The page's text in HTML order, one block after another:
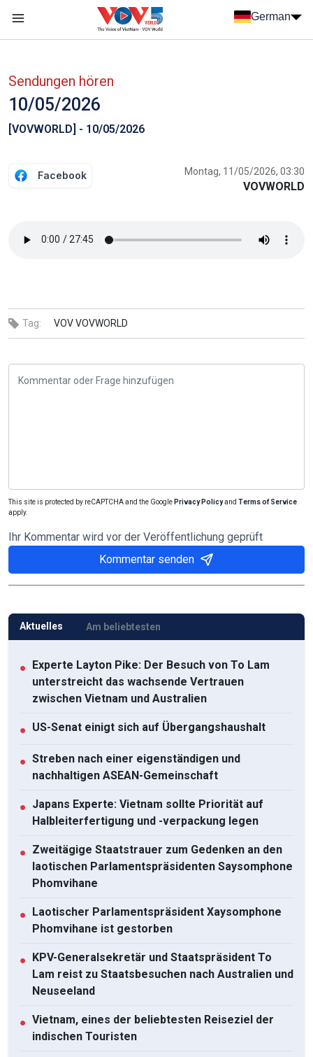
German
Sendungen hören
10/05/2026
[VOVWORLD] - 10/05/2026
Facebook Montag, 11/05/2026, 03:30
VOVWORLD
Tag: VOVVOVWORLD
This site is protected by reCAPTCHA and the Google Privacy Policyand Terms of Service
apply.
Ihr Kommentar wird vor der Veröffentlichung geprüft
Kommentar senden
Aktuelles Am beliebtesten
● Experte Layton Pike: Der Besuch von To Lam
unterstreicht das wachsende Vertrauen
zwischen Vietnam und Australien
● US-Senat einigt sich auf Übergangshaushalt
● Streben nach einer eigenständigen und
nachhaltigen ASEAN-Gemeinschaft
● Japans Experte: Vietnam sollte Priorität auf
Halbleiterfertigung und -verpackung legen
● Zweitägige Staatstrauer zum Gedenken an den
laotischen Parlamentspräsidenten Saysomphone
Phomvihane
● Laotischer Parlamentspräsident Xaysomphone
Phomvihane ist gestorben
● KPV-Generalsekretär und Staatspräsident To
Lam reist zu Staatsbesuchen nach Australien und
Neuseeland
● Vietnam, eines der beliebtesten Reiseziel der
indischen Touristen